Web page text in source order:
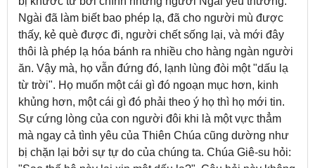
Ngài đã làm biết bao phép lạ, đã cho người mù được
thấy, kẻ què được đi, người chết sống lại, và mới đây
thôi là phép lạ hóa bánh ra nhiều cho hàng ngàn người
ăn. Vậy mà, họ vẫn đứng đó, lạnh lùng đòi một "dấu lạ
từ trời". Họ muốn một cái gì đó ngoạn mục hơn, kinh
khủng hơn, một cái gì đó phải theo ý họ thì họ mới tin.
Sự cứng lòng của con người đôi khi là một vực thẳm
mà ngay cả tình yêu của Thiên Chúa cũng dường như
bị chặn lại bởi sự tự do của chúng ta. Chúa Giê-su hỏi: